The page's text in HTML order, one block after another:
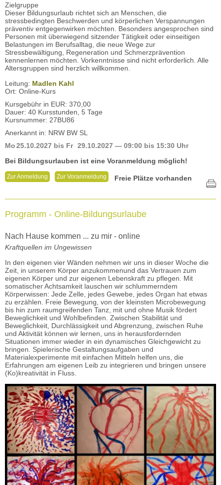
Zielgruppe
Dieser Bildungsurlaub richtet sich an Menschen, die
stressbedingten Beschwerden und körperlichen Verspannungen
präventiv entgegenwirken möchten. Besonders angesprochen sind
Personen mit überwiegend sitzender Tätigkeit oder einseitigen
Belastungen im Berufsalltag, die neue Wege zur
Stressbewältigung, Regeneration und Schmerzprävention
kennenlernen möchten. Vorkenntnisse sind nicht erforderlich. Alle
Altersgruppen sind herzlich willkommen.
Leitung: Madlen Kahl
Ort: Online-Kurs
Kursgebühr in EUR: 370,00
Dauer: 40 Kursstunden, 5 Tage
Kursnummer: 27BU86
Anerkannt in: NRW BW SL
Mo25.10.2027 bis Fr 29.10.2027 — 09:00 bis 15:30 Uhr
Bei Bildungsurlauben ist eine Voranmeldung möglich!
Zur Anmeldung Zur Voranmeldung Freie Plätze vorhanden
Programm - Online-Bildungsurlaube
Nach Hause kommen ... zu mir - online
Kraftquellen im Ungewissen
In den eigenen vier Wänden nehmen wir uns in dieser Woche die
Zeit, in unserem Körper anzukommenund das Vertrauen zum
eigenen Körper und zur eigenen Lebenskraft zu pflegen. Mit
somatischer Achtsamkeit lauschen wir schlummerndem
Körperwissen: Jede Zelle, jedes Gewebe, jedes Organ hat etwas
zu erzählen. Freie Bewegung, von der kleinsten Microbewegung
bis hin zum raumgreifenden Tanz, mit und ohne Musik fördert
Beweglichkeit und Wohlbefinden. Zwischen Stabilität und
Beweglichkeit, Durchlässigkeit und Abgrenzung, zwischen Ruhe
und Aktivität können wir lernen, uns in herausfordernden
Situationen immer wieder in ein dynamisches Gleichgewicht zu
bringen. Spielerische Gestaltungsaufgaben und
Materialexperimente mit einfachen Mitteln helfen uns, die
Erfahrungen am eigenen Leib zu integrieren und bringen unsere
(Ko)kreativität in Fluss.